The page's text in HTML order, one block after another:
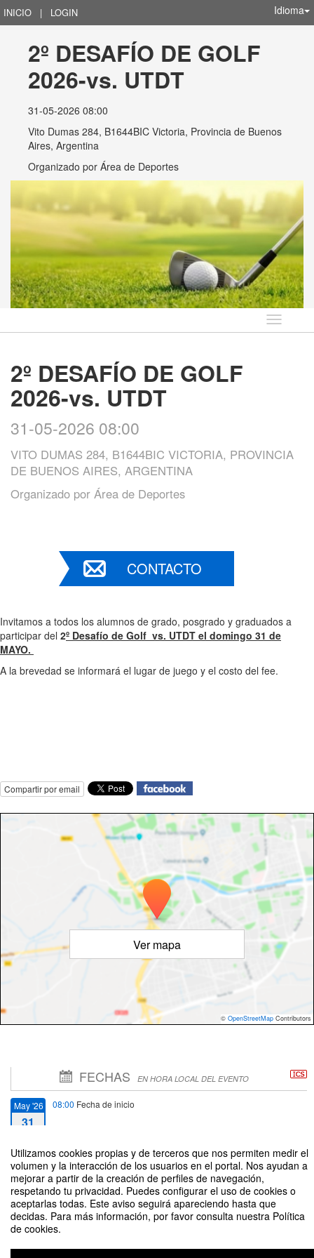
Utilizamos cookies propias y de terceros que nos permiten medir el
volumen y la interacción de los usuarios en el portal. Nos ayudan a
mejorar a partir de la creación de perfiles de navegación,
respetando tu privacidad. Puedes configurar el uso de cookies o
aceptarlas todas. Este aviso seguirá apareciendo hasta que
decidas. Para más información, por favor consulta nuestra Política
de cookies.
INICIO | LOGIN Idioma
2º DESAFÍO DE GOLF
2026-vs. UTDT
31-05-2026 08:00
Vito Dumas 284, B1644BIC Victoria, Provincia de Buenos
Aires, Argentina
Organizado por Área de Deportes
Idioma
2º DESAFÍO DE GOLF
2026-vs. UTDT
31-05-2026 08:00
VITO DUMAS 284, B1644BIC VICTORIA, PROVINCIA
DE BUENOS AIRES, ARGENTINA
Organizado por Área de Deportes
CONTACTO
Invitamos a todos los alumnos de grado, posgrado y graduados a
participar del 2º Desafío de Golf vs. UTDT el domingo 31 de
MAYO.
A la brevedad se informará el lugar de juego y el costo del fee.
Compartir por email
Ver mapa
© OpenStreetMap Contributors
FECHAS EN HORA LOCAL DEL EVENTO
May '26
31
08:00 Fecha de inicio
May '26
31
14:00Fecha de fin
2º DESAFÍO DE GOLF 2026-vs. UTDT Organizado por Área de Deportes